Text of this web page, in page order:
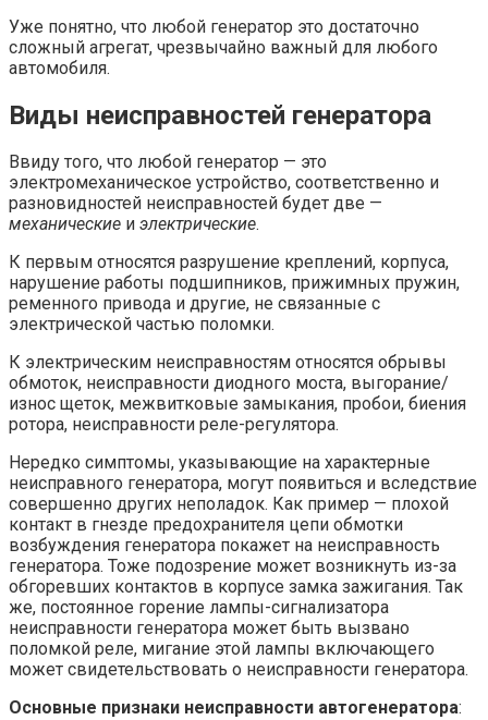
Уже понятно, что любой генератор это достаточно
сложный агрегат, чрезвычайно важный для любого
автомобиля.
Виды неисправностей генератора
Ввиду того, что любой генератор — это
электромеханическое устройство, соответственно и
разновидностей неисправностей будет две —
механические и электрические.
К первым относятся разрушение креплений, корпуса,
нарушение работы подшипников, прижимных пружин,
ременного привода и другие, не связанные с
электрической частью поломки.
К электрическим неисправностям относятся обрывы
обмоток, неисправности диодного моста, выгорание/
износ щеток, межвитковые замыкания, пробои, биения
ротора, неисправности реле-регулятора.
Нередко симптомы, указывающие на характерные
неисправного генератора, могут появиться и вследствие
совершенно других неполадок. Как пример — плохой
контакт в гнезде предохранителя цепи обмотки
возбуждения генератора покажет на неисправность
генератора. Тоже подозрение может возникнуть из-за
обгоревших контактов в корпусе замка зажигания. Так
же, постоянное горение лампы-сигнализатора
неисправности генератора может быть вызвано
поломкой реле, мигание этой лампы включающего
может свидетельствовать о неисправности генератора.
Основные признаки неисправности автогенератора: